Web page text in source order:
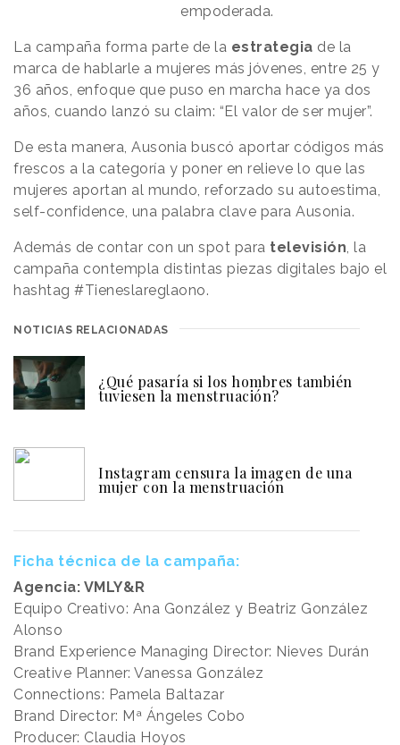
empoderada.
La campaña forma parte de la estrategia de la
marca de hablarle a mujeres más jóvenes, entre 25 y
36 años, enfoque que puso en marcha hace ya dos
años, cuando lanzó su claim: “El valor de ser mujer”.
De esta manera, Ausonia buscó aportar códigos más
frescos a la categoría y poner en relieve lo que las
mujeres aportan al mundo, reforzado su autoestima,
self-confidence, una palabra clave para Ausonia.
Además de contar con un spot para televisión, la
campaña contempla distintas piezas digitales bajo el
hashtag #Tieneslareglaono.
NOTICIAS RELACIONADAS
¿Qué pasaría si los hombres también
tuviesen la menstruación?
Instagram censura la imagen de una
mujer con la menstruación
Ficha técnica de la campaña:
Agencia: VMLY&R
Equipo Creativo: Ana González y Beatriz González
Alonso
Brand Experience Managing Director: Nieves Durán
Creative Planner: Vanessa González
Connections: Pamela Baltazar
Brand Director: Mª Ángeles Cobo
Producer: Claudia Hoyos